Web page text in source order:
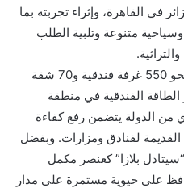
في القاهرة، وإثراء تجربته بما
متنوعة وتلبية الطلب
ومن المتوقع أن يضيف المشروع نحو 550 غرفة فندقية و70 شقة
الطاقة الفندقية في منطقة
الدولة يتضمن رفع كفاءة
القديمة لفنادق ومزارات. وبفضل
بلازا” كعنصر مكمل
على حيوية مستمرة على مدار